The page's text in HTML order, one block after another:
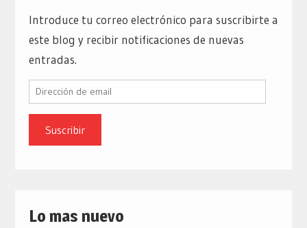
Introduce tu correo electrónico para suscribirte a
este blog y recibir notificaciones de nuevas
entradas.
Dirección
email
Lo mas nuevo